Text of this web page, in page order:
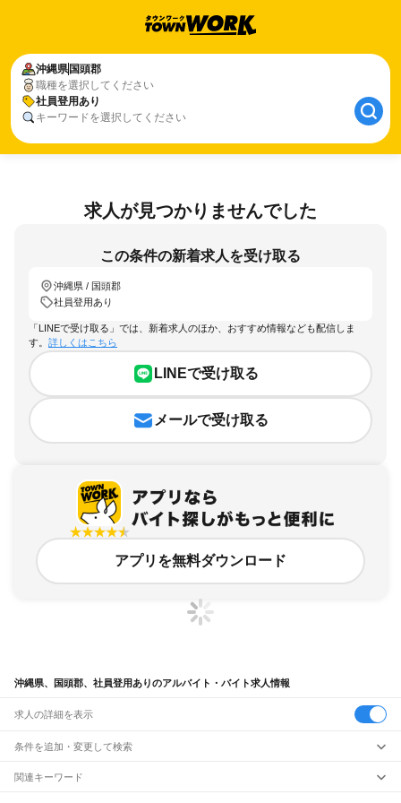
沖縄県 国頭郡
職種を選択してください
社員登用あり
キーワードを選択してください
求人が見つかりませんでした
この条件の新着求人を受け取る
沖縄県 / 国頭郡
社員登用あり
「LINEで受け取る」では、新着求人のほか、おすすめ情報なども配信しま
す。 詳しくはこちら
LINEで受け取る
メールで受け取る
アプリを無料ダウンロード
沖縄県、国頭郡、社員登用ありのアルバイト・バイト求人情報
求人の詳細を表示
条件を追加・変更して検索
市区町村を追加・変更
関連キーワード